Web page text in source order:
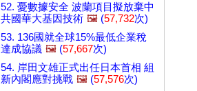
52. 憂數據安全 波蘭項目擬放棄中
共國華大基因技術 🖼️ (57,732次)
53. 136國就全球15%最低企業稅
達成協議 🖼️ (57,667次)
54. 岸田文雄正式出任日本首相 組
新內閣應對挑戰 🖼️ (57,576次)